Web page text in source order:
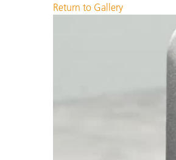
Return to Gallery